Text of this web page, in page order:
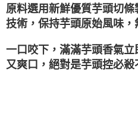
客戶支援中心」https://
【注意事項】
易，需依本服務之必要範圍內提供個
權轉讓予恩沛科技股份有限公司。
２．關於個人資料處理事宜，請瀏覽以
原料選用新鮮優質芋頭切
技術，保持芋頭原始風味，
一口咬下，滿滿芋頭香氣
又爽口，絕對是芋頭控必